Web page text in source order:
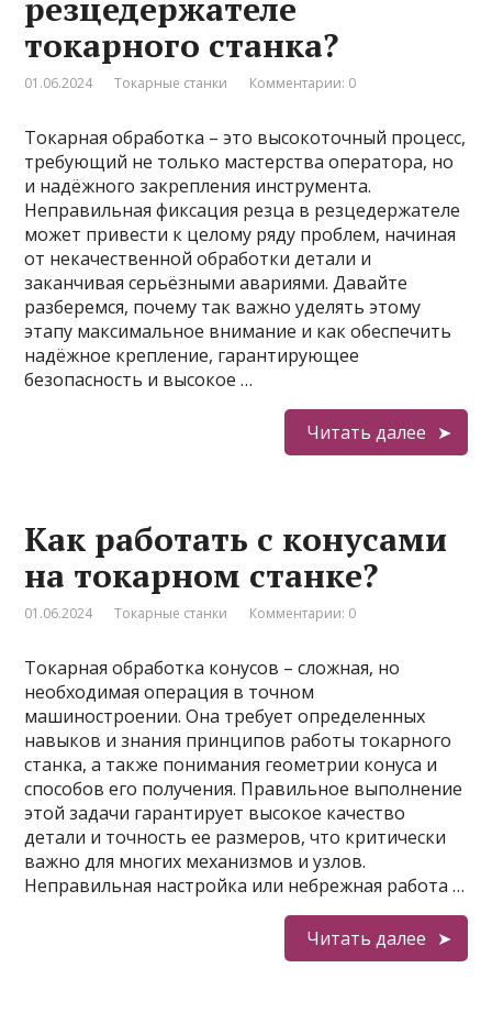
резцедержателе
токарного станка?
01.06.2024 Токарные станки Комментарии: 0
Токарная обработка – это высокоточный процесс,
требующий не только мастерства оператора, но
и надёжного закрепления инструмента.
Неправильная фиксация резца в резцедержателе
может привести к целому ряду проблем, начиная
от некачественной обработки детали и
заканчивая серьёзными авариями. Давайте
разберемся, почему так важно уделять этому
этапу максимальное внимание и как обеспечить
надёжное крепление, гарантирующее
безопасность и высокое …
Читать далее
Как работать с конусами
на токарном станке?
01.06.2024 Токарные станки Комментарии: 0
Токарная обработка конусов – сложная, но
необходимая операция в точном
машиностроении. Она требует определенных
навыков и знания принципов работы токарного
станка, а также понимания геометрии конуса и
способов его получения. Правильное выполнение
этой задачи гарантирует высокое качество
детали и точность ее размеров, что критически
важно для многих механизмов и узлов.
Неправильная настройка или небрежная работа …
Читать далее